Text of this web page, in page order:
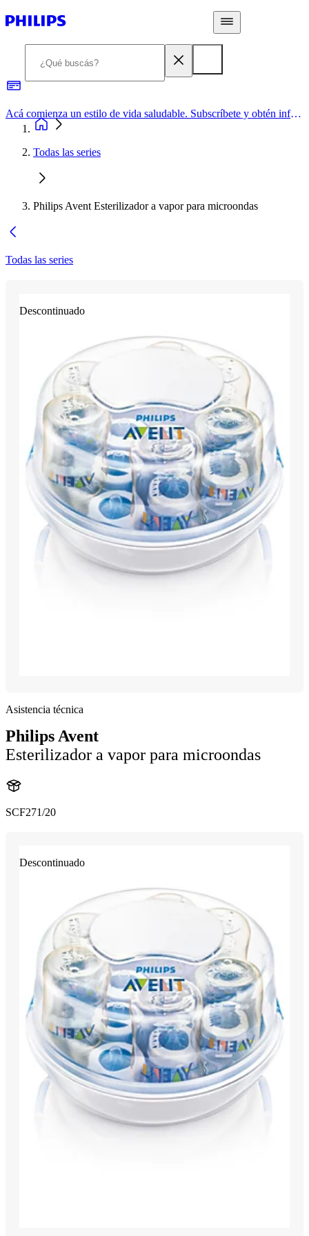
Acá comienza un estilo de vida saludable. Subscríbete y obtén información de primera mano
Todas las series
Philips Avent Esterilizador a vapor para microondas
Todas las series
Descontinuado
Asistencia técnica
Philips Avent
Esterilizador a vapor para microondas
SCF271/20
Descontinuado